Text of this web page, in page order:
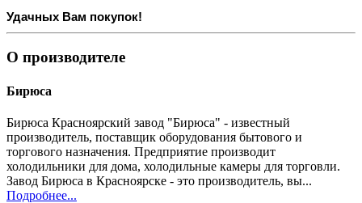
Удачных Вам покупок!
О производителе
Бирюса
Бирюса Красноярский завод "Бирюса" - известный
производитель, поставщик оборудования бытового и
торгового назначения. Предприятие производит
холодильники для дома, холодильные камеры для торговли.
Завод Бирюса в Красноярске - это производитель, вы...
Подробнее...